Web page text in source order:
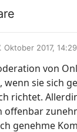
Oktober 2017, 14:29
von
sie sich
richtet.
offenbar
genehme